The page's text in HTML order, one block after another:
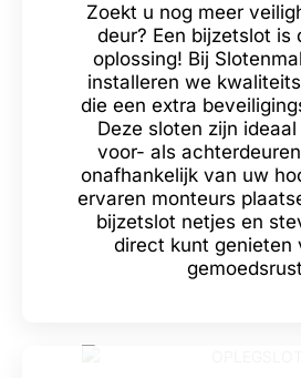
Zoekt u nog meer
deur? Een bijzetslot is
oplossing! Bij
installeren we
die een extra
Deze sloten zijn
voor- als
onafhankelijk van uw
ervaren monteurs
bijzetslot netjes en
direct kunt genieten